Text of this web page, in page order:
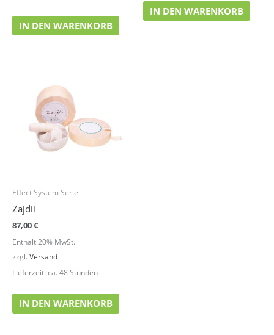
IN DEN WARENKORB
IN DEN WARENKORB
Effect System Serie
Zajdii
87,00€
Enthält 20% MwSt.
zzgl. Versand
Lieferzeit: ca. 48 Stunden
IN DEN WARENKORB